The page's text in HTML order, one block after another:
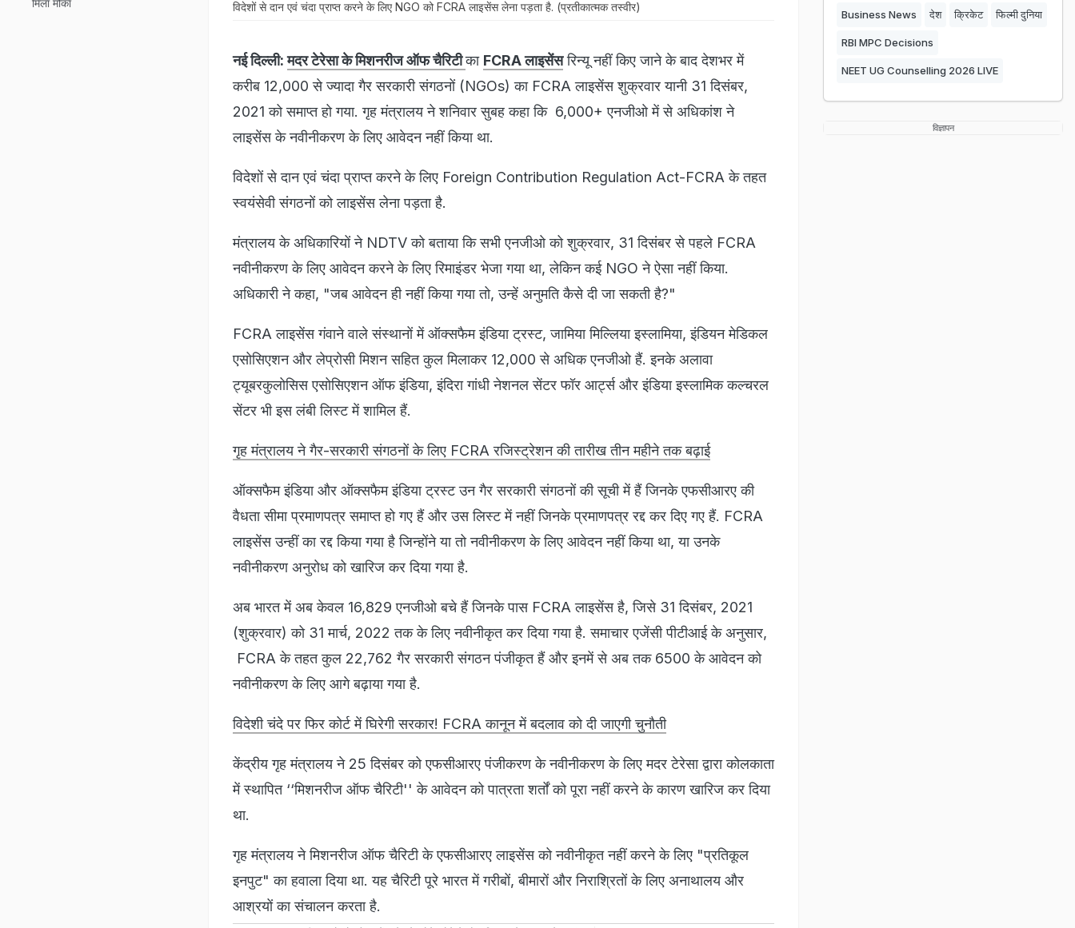
विदेशों से दान एवं चंदा प्राप्त करने के लिए NGO को FCRA लाइसेंस लेना पड़ता है. (प्रतीकात्मक तस्वीर)
नई दिल्ली: मदर टेरेसा के मिशनरीज ऑफ चैरिटीका FCRA लाइसेंसरिन्यू नहीं किए जाने के बाद देशभर में
करीब 12,000 से ज्यादा गैर सरकारी संगठनों (NGOs) का FCRA लाइसेंस शुक्रवार यानी 31 दिसंबर,
2021 को समाप्त हो गया. गृह मंत्रालय ने शनिवार सुबह कहा कि 6,000+ एनजीओ में से अधिकांश ने
लाइसेंस के नवीनीकरण के लिए आवेदन नहीं किया था.
विदेशों से दान एवं चंदा प्राप्त करने के लिए Foreign Contribution Regulation Act-FCRA के तहत
स्वयंसेवी संगठनों को लाइसेंस लेना पड़ता है.
मंत्रालय के अधिकारियों ने NDTV को बताया कि सभी एनजीओ को शुक्रवार, 31 दिसंबर से पहले FCRA
नवीनीकरण के लिए आवेदन करने के लिए रिमाइंडर भेजा गया था, लेकिन कई NGO ने ऐसा नहीं किया.
अधिकारी ने कहा, "जब आवेदन ही नहीं किया गया तो, उन्हें अनुमति कैसे दी जा सकती है?"
FCRA लाइसेंस गंवाने वाले संस्थानों में ऑक्सफैम इंडिया ट्रस्ट, जामिया मिल्लिया इस्लामिया, इंडियन मेडिकल
एसोसिएशन और लेप्रोसी मिशन सहित कुल मिलाकर 12,000 से अधिक एनजीओ हैं. इनके अलावा
ट्यूबरकुलोसिस एसोसिएशन ऑफ इंडिया, इंदिरा गांधी नेशनल सेंटर फॉर आर्ट्स और इंडिया इस्लामिक कल्चरल
सेंटर भी इस लंबी लिस्ट में शामिल हैं.
गृह मंत्रालय ने गैर-सरकारी संगठनों के लिए FCRA रजिस्ट्रेशन की तारीख तीन महीने तक बढ़ाई
ऑक्सफैम इंडिया और ऑक्सफैम इंडिया ट्रस्ट उन गैर सरकारी संगठनों की सूची में हैं जिनके एफसीआरए की
वैधता सीमा प्रमाणपत्र समाप्त हो गए हैं और उस लिस्ट में नहीं जिनके प्रमाणपत्र रद्द कर दिए गए हैं. FCRA
लाइसेंस उन्हीं का रद्द किया गया है जिन्होंने या तो नवीनीकरण के लिए आवेदन नहीं किया था, या उनके
नवीनीकरण अनुरोध को खारिज कर दिया गया है.
अब भारत में अब केवल 16,829 एनजीओ बचे हैं जिनके पास FCRA लाइसेंस है, जिसे 31 दिसंबर, 2021
(शुक्रवार) को 31 मार्च, 2022 तक के लिए नवीनीकृत कर दिया गया है. समाचार एजेंसी पीटीआई के अनुसार,
FCRA के तहत कुल 22,762 गैर सरकारी संगठन पंजीकृत हैं और इनमें से अब तक 6500 के आवेदन को
नवीनीकरण के लिए आगे बढ़ाया गया है.
विदेशी चंदे पर फिर कोर्ट में घिरेगी सरकार! FCRA कानून में बदलाव को दी जाएगी चुनौती
केंद्रीय गृह मंत्रालय ने 25 दिसंबर को एफसीआरए पंजीकरण के नवीनीकरण के लिए मदर टेरेसा द्वारा कोलकाता
में स्थापित ‘‘मिशनरीज ऑफ चैरिटी'' के आवेदन को पात्रता शर्तों को पूरा नहीं करने के कारण खारिज कर दिया
था.
गृह मंत्रालय ने मिशनरीज ऑफ चैरिटी के एफसीआरए लाइसेंस को नवीनीकृत नहीं करने के लिए "प्रतिकूल
इनपुट" का हवाला दिया था. यह चैरिटी पूरे भारत में गरीबों, बीमारों और निराश्रितों के लिए अनाथालय और
आश्रयों का संचालन करता है.
मिला मौका
Business News देश क्रिकेट फिल्मी दुनिया
RBI MPC Decisions
NEET UG Counselling 2026 LIVE
विज्ञापन